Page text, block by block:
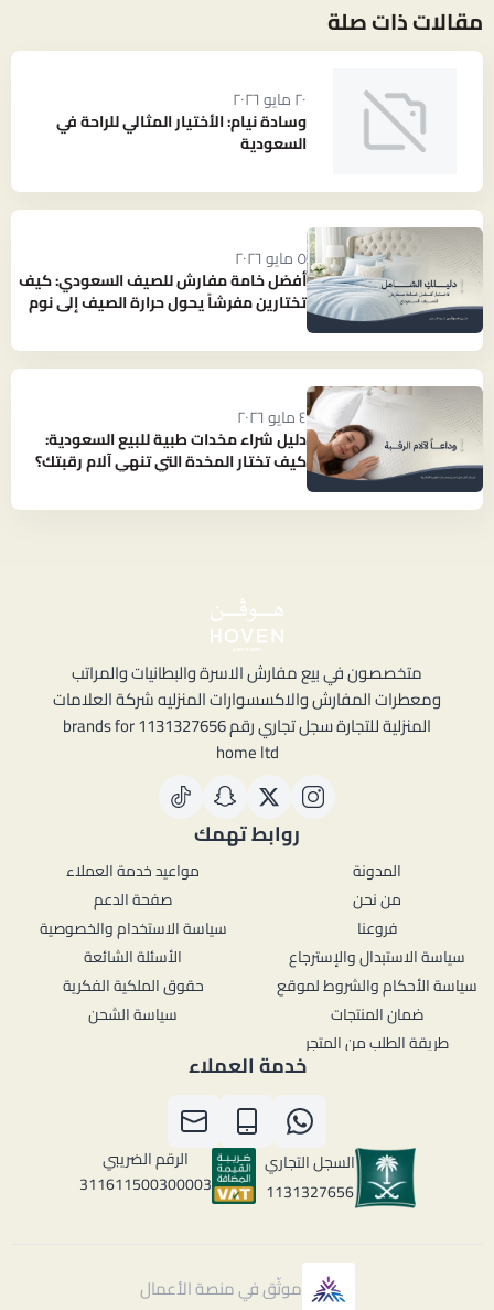
مقالات ذات صلة
٢٠ مايو ٢٠٢٦
وسادة نيام: الأختيار المثالي للراحة في
السعودية
٥ مايو ٢٠٢٦
أفضل خامة مفارش للصيف السعودي: كيف
تختارين مفرشاً يحول حرارة الصيف إلى نوم
٤ مايو ٢٠٢٦
دليل شراء مخدات طبية للبيع السعودية:
كيف تختار المخدة التي تنهي آلام رقبتك؟
متخصصون في بيع مفارش الاسرة والبطانيات والمراتب
ومعطرات المفارش والاكسسوارات المنزليه شركة العلامات
المنزلية للتجارة سجل تجاري رقم 1131327656 brands for
home ltd
روابط تهمك
المدونة
من نحن
فروعنا
سياسة الاستبدال والإسترجاع
سياسة الأحكام والشروط لموقع
ضمان المنتجات
طريقة الطلب من المتجر
مواعيد خدمة العملاء
صفحة الدعم
سياسة الاستخدام والخصوصية
الأسئلة الشائعة
حقوق الملكية الفكرية
سياسة الشحن
خدمة العملاء
السجل التجاري
1131327656
الرقم الضريبي
311611500300003
موثّق في منصة الأعمال